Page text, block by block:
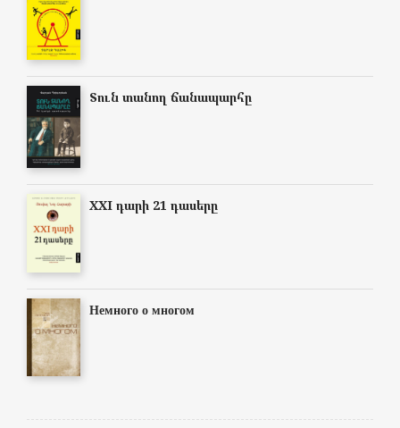
Տուն տանող ճանապարհը
XXI դարի 21 դասերը
Немного о многом